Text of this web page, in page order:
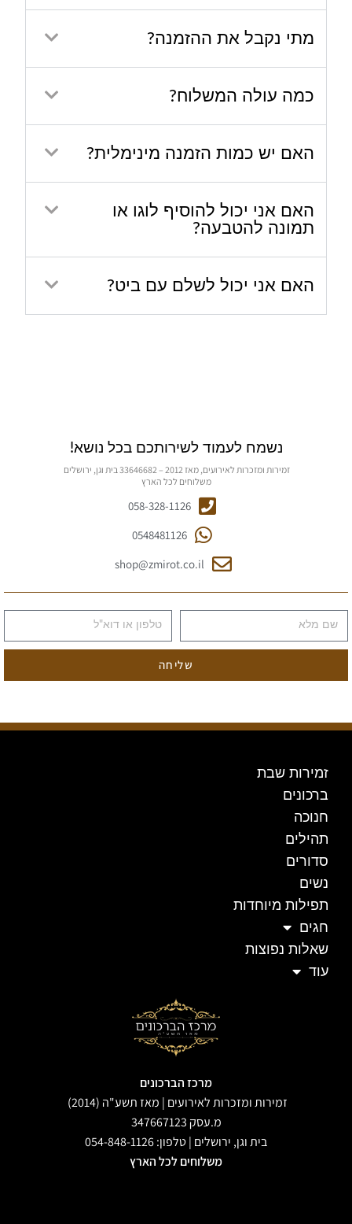
מתי נקבל את ההזמנה?
כמה עולה המשלוח?
האם יש כמות הזמנה מינימלית?
האם אני יכול להוסיף לוגו או
תמונה להטבעה?
האם אני יכול לשלם עם ביט?
נשמח לעמוד לשירותכם בכל נושא!
זמירות ומזכרות לאירועים, מאז 2012 – 33646682 בית וגן, ירושלים
משלוחים לכל הארץ
058-328-1126
0548481126
shop@zmirot.co.il
שליחה
זמירות שבת
ברכונים
חנוכה
תהילים
סדורים
נשים
תפילות מיוחדות
חגים
שאלות נפוצות
עוד
מרכז הברכונים
זמירות ומזכרות לאירועים | מאז תשע"ה (2014)
מ.עסק 347667123
בית וגן, ירושלים | טלפון: 054-848-1126
משלוחים לכל הארץ